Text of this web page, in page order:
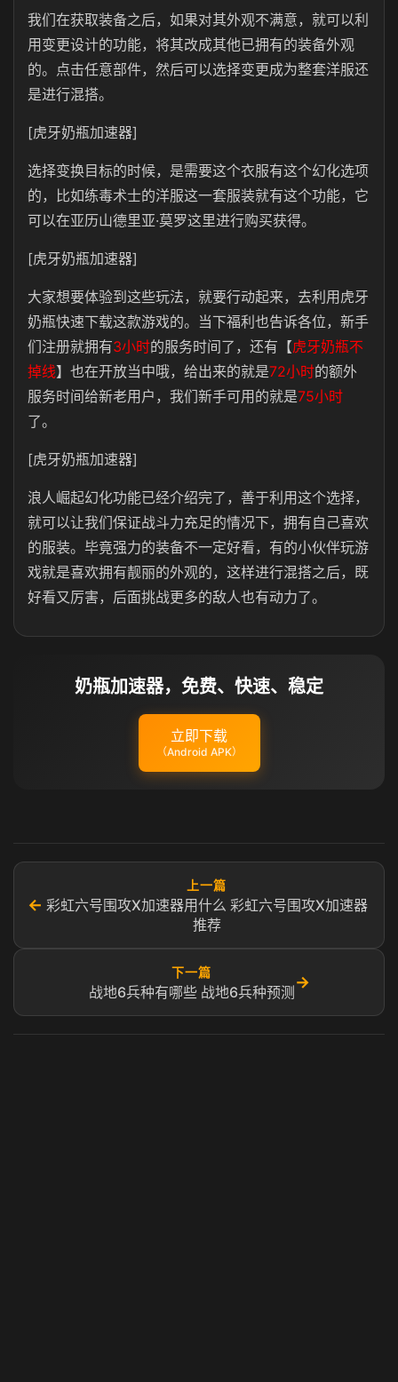
我们在获取装备之后，如果对其外观不满意，就可以利
用变更设计的功能，将其改成其他已拥有的装备外观
的。点击任意部件，然后可以选择变更成为整套洋服还
是进行混搭。
[虎牙奶瓶加速器]
选择变换目标的时候，是需要这个衣服有这个幻化选项
的，比如练毒术士的洋服这一套服装就有这个功能，它
可以在亚历山德里亚·莫罗这里进行购买获得。
[虎牙奶瓶加速器]
大家想要体验到这些玩法，就要行动起来，去利用虎牙
奶瓶快速下载这款游戏的。当下福利也告诉各位，新手
们注册就拥有3小时的服务时间了，还有【虎牙奶瓶不
掉线】也在开放当中哦，给出来的就是72小时的额外
服务时间给新老用户，我们新手可用的就是75小时
了。
[虎牙奶瓶加速器]
浪人崛起幻化功能已经介绍完了，善于利用这个选择，
就可以让我们保证战斗力充足的情况下，拥有自己喜欢
的服装。毕竟强力的装备不一定好看，有的小伙伴玩游
戏就是喜欢拥有靓丽的外观的，这样进行混搭之后，既
好看又厉害，后面挑战更多的敌人也有动力了。
奶瓶加速器，免费、快速、稳定
立即下载
（Android APK）
←
上一篇
彩虹六号围攻X加速器用什么 彩虹六号围攻X加速器
推荐
下一篇
战地6兵种有哪些 战地6兵种预测
→